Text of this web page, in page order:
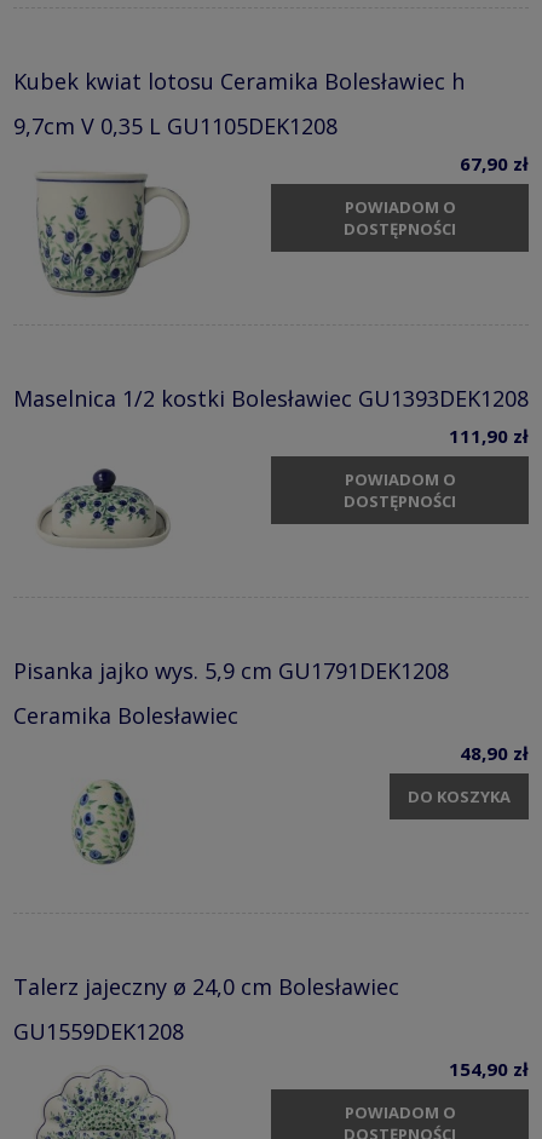
Kubek kwiat lotosu Ceramika Bolesławiec h
9,7cm V 0,35 L GU1105DEK1208
67,90 zł
POWIADOM O
DOSTĘPNOŚCI
Maselnica 1/2 kostki Bolesławiec GU1393DEK1208
111,90 zł
POWIADOM O
DOSTĘPNOŚCI
Pisanka jajko wys. 5,9 cm GU1791DEK1208
Ceramika Bolesławiec
48,90 zł
DO KOSZYKA
Talerz jajeczny ø 24,0 cm Bolesławiec
GU1559DEK1208
154,90 zł
POWIADOM O
DOSTĘPNOŚCI